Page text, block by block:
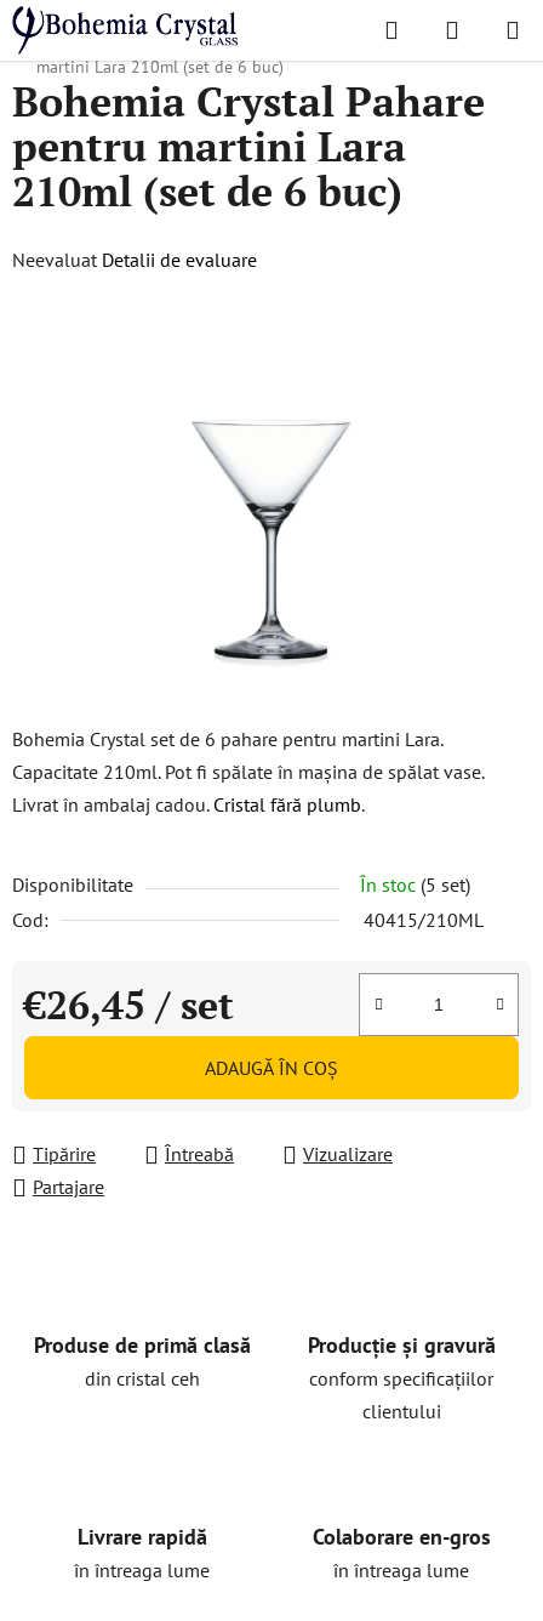
Treci
conținut
Căutare
DE
Acasă
/ Colecții populare / Lara
Bohemia Crystal Pahare pentru
martini Lara 210ml (set de 6 buc)
Bohemia Crystal set de 6 pahare pentru martini Lara.
Capacitate 210ml. Pot fi spălate în mașina de spălat vase.
Livrat în ambalaj cadou. Cristal fără plumb.
Disponibilitate În stoc (5 set)
Cod:
40415/210ML
€26,45 / set
Evaluare preţ:
ADAUGĂ ÎN COŞ
Tipărire Întreabă
Vizualizare
Partajare
Bohemia Crystal Pahare
pentru martini Lara
210ml (set de 6 buc)
Evaluarea
Neevaluat Detalii de evaluare
Produse de primă clasă
din cristal ceh
Producție și gravură
conform specificațiilor
clientului
Livrare rapidă
în întreaga lume
Colaborare en-gros
în întreaga lume